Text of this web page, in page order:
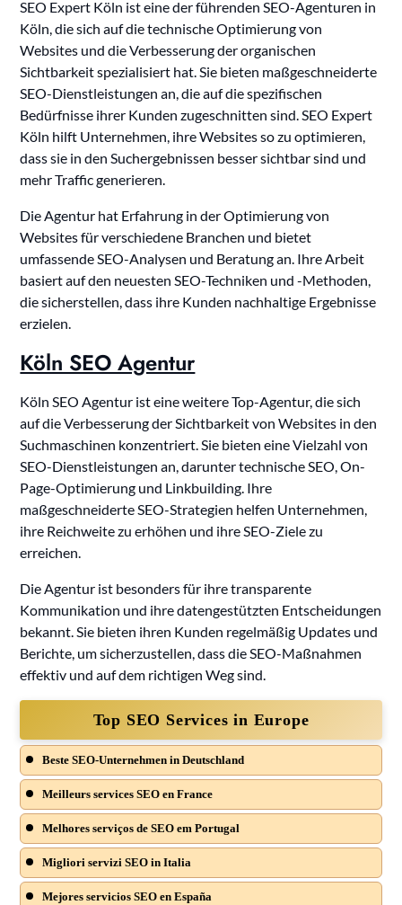
SEO Expert Köln ist eine der führenden SEO-Agenturen in
Köln, die sich auf die technische Optimierung von
Websites und die Verbesserung der organischen
Sichtbarkeit spezialisiert hat. Sie bieten maßgeschneiderte
SEO-Dienstleistungen an, die auf die spezifischen
Bedürfnisse ihrer Kunden zugeschnitten sind. SEO Expert
Köln hilft Unternehmen, ihre Websites so zu optimieren,
dass sie in den Suchergebnissen besser sichtbar sind und
mehr Traffic generieren.
Die Agentur hat Erfahrung in der Optimierung von
Websites für verschiedene Branchen und bietet
umfassende SEO-Analysen und Beratung an. Ihre Arbeit
basiert auf den neuesten SEO-Techniken und -Methoden,
die sicherstellen, dass ihre Kunden nachhaltige Ergebnisse
erzielen.
Köln SEO Agentur
Köln SEO Agentur ist eine weitere Top-Agentur, die sich
auf die Verbesserung der Sichtbarkeit von Websites in den
Suchmaschinen konzentriert. Sie bieten eine Vielzahl von
SEO-Dienstleistungen an, darunter technische SEO, On-
Page-Optimierung und Linkbuilding. Ihre
maßgeschneiderte SEO-Strategien helfen Unternehmen,
ihre Reichweite zu erhöhen und ihre SEO-Ziele zu
erreichen.
Die Agentur ist besonders für ihre transparente
Kommunikation und ihre datengestützten Entscheidungen
bekannt. Sie bieten ihren Kunden regelmäßig Updates und
Berichte, um sicherzustellen, dass die SEO-Maßnahmen
effektiv und auf dem richtigen Weg sind.
Top SEO Services in Europe
Beste SEO-Unternehmen in Deutschland
Meilleurs services SEO en France
Melhores serviços de SEO em Portugal
Migliori servizi SEO in Italia
Mejores servicios SEO en España